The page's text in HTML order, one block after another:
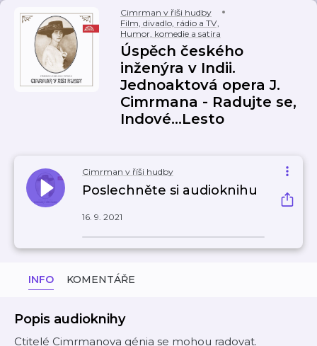
Cimrman v říši hudby
Film, divadlo, rádio a TV,
Humor, komedie a satira
Úspěch českého
inženýra v Indii.
Jednoaktová opera J.
Cimrmana - Radujte se,
Indové...Lesto
Cimrman v říši hudby
Poslechněte si audioknihu
16. 9. 2021
INFO KOMENTÁŘE
Popis audioknihy
Ctitelé Cimrmanova génia se mohou radovat.